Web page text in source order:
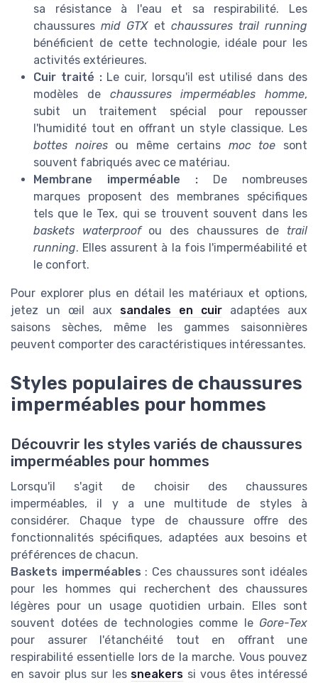
sa résistance à l'eau et sa respirabilité. Les
chaussuresmid GTXet chaussures trail running
bénéficient de cette technologie, idéale pour les
activités extérieures.
Cuir traité :Le cuir, lorsqu'il est utilisé dans des
modèles de chaussures imperméables homme,
subit un traitement spécial pour repousser
l'humidité tout en offrant un style classique. Les
bottes noiresou même certains moc toe sont
souvent fabriqués avec ce matériau.
Membrane imperméable : De nombreuses
marques proposent des membranes spécifiques
tels que le Tex, qui se trouvent souvent dans les
baskets waterproofou des chaussures de trail
running. Elles assurent à la fois l'imperméabilité et
le confort.
Pour explorer plus en détail les matériaux et options,
jetez un œil aux sandales en cuir adaptées aux
saisons sèches, même les gammes saisonnières
peuvent comporter des caractéristiques intéressantes.
Styles populaires de chaussures
imperméables pour hommes
Découvrir les styles variés de chaussures
imperméables pour hommes
Lorsqu'il s'agit de choisir des chaussures
imperméables, il y a une multitude de styles à
considérer. Chaque type de chaussure offre des
fonctionnalités spécifiques, adaptées aux besoins et
préférences de chacun.
Baskets imperméables : Ces chaussures sont idéales
pour les hommes qui recherchent des chaussures
légères pour un usage quotidien urbain. Elles sont
souvent dotées de technologies comme le Gore-Tex
pour assurer l'étanchéité tout en offrant une
respirabilité essentielle lors de la marche. Vous pouvez
en savoir plus sur les sneakers si vous êtes intéressé